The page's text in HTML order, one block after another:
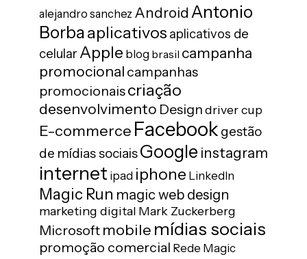
alejandro sanchez Android Antonio
Borba aplicativos aplicativos de
celular Apple blog brasil campanha
promocional campanhas
promocionaiscriação
desenvolvimento Designdriver cup
E-commerce Facebook gestão
de mídias sociaisGoogle instagram
internet ipad iphone LinkedIn
Magic Run magic web design
marketing digital Mark Zuckerberg
Microsoft mobile mídias sociais
promoção comercial Rede Magic